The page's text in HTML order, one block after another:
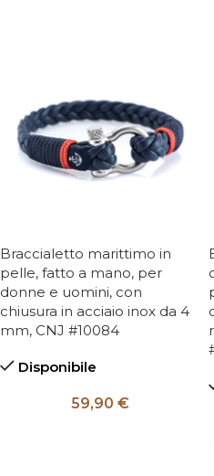
Braccialetto marittimo in
pelle, fatto a mano, per
donne e uomini, con
chiusura in acciaio inox da 4
mm, CNJ #10084
Disponibile
59,90 €